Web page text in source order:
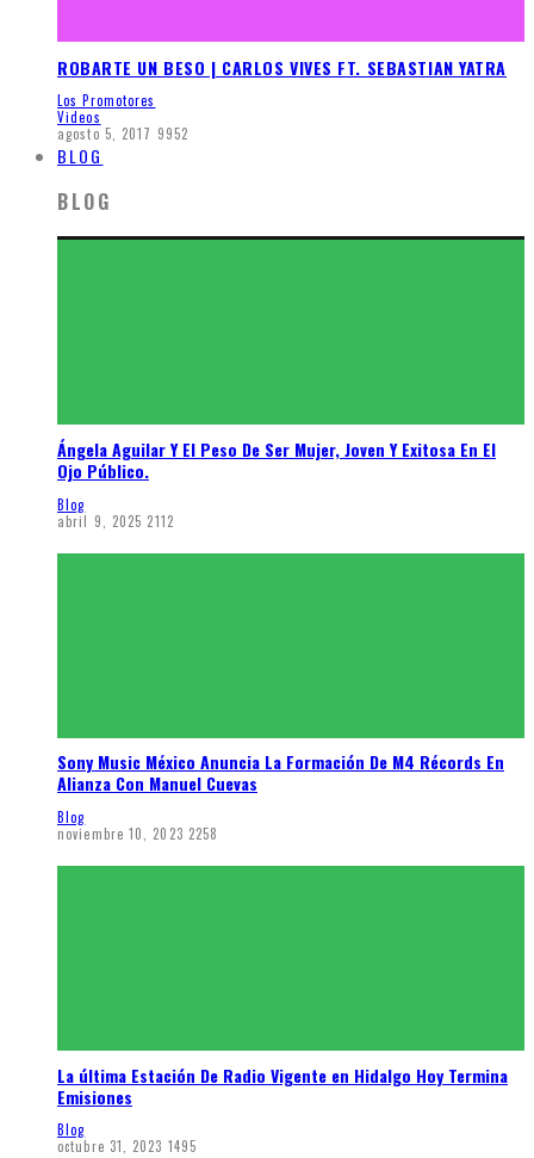
ROBARTE UN BESO | CARLOS VIVES FT. SEBASTIAN YATRA
Los Promotores
Videos
agosto 5, 2017 9952
BLOG
BLOG
Ángela Aguilar Y El Peso De Ser Mujer, Joven Y Exitosa En El
Ojo Público.
Blog
abril 9, 2025 2112
Sony Music México Anuncia La Formación De M4 Récords En
Alianza Con Manuel Cuevas
Blog
noviembre 10, 2023 2258
La última Estación De Radio Vigente en Hidalgo Hoy Termina
Emisiones
Blog
octubre 31, 2023 1495